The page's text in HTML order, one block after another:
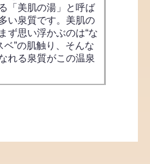
「美肌の湯」と呼ば
い泉質です。美肌の
ず思い浮かぶのは“な
ベ”の肌触り、そんな
れる泉質がこの温泉